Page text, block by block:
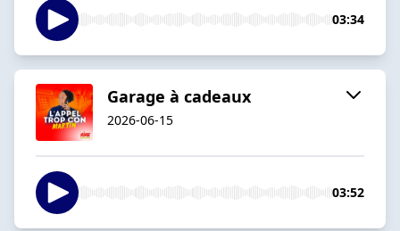
03:34
Garage à cadeaux
2026-06-15
03:52